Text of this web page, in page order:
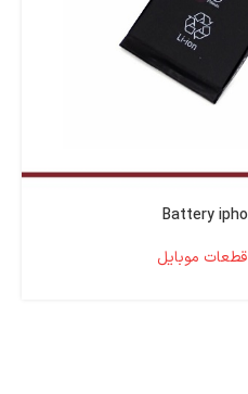
قطعات موبایل